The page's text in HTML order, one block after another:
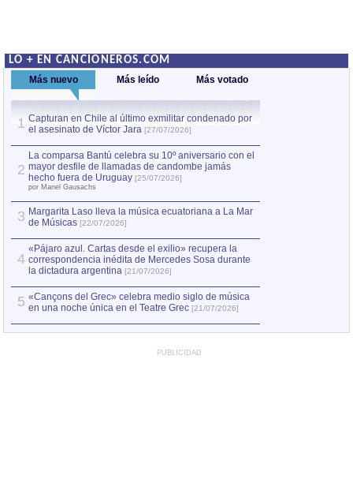
LO + EN CANCIONEROS.COM
Más nuevo Más leído Más votado
1 Capturan en Chile al último exmilitar condenado por
el asesinato de Víctor Jara [27/07/2026]
2
La comparsa Bantú celebra su 10º aniversario con el
mayor desfile de llamadas de candombe jamás
hecho fuera de Uruguay [25/07/2026]
por Manel Gausachs
3 Margarita Laso lleva la música ecuatoriana a La Mar
de Músicas [22/07/2026]
4
«Pájaro azul. Cartas desde el exilio» recupera la
correspondencia inédita de Mercedes Sosa durante
la dictadura argentina [21/07/2026]
5 «Cançons del Grec» celebra medio siglo de música
en una noche única en el Teatre Grec [21/07/2026]
PUBLICIDAD